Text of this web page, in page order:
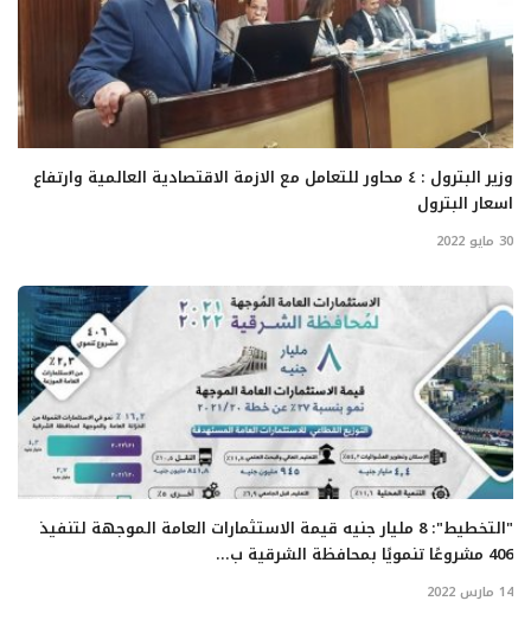
وزير البترول : ٤ محاور للتعامل مع الازمة الاقتصادية العالمية وارتفاع
اسعار البترول
30 مايو 2022
"التخطيط": 8 مليار جنيه قيمة الاستثمارات العامة الموجهة لتنفيذ
406 مشروعًا تنمويًا بمحافظة الشرقية ب...
14 مارس 2022